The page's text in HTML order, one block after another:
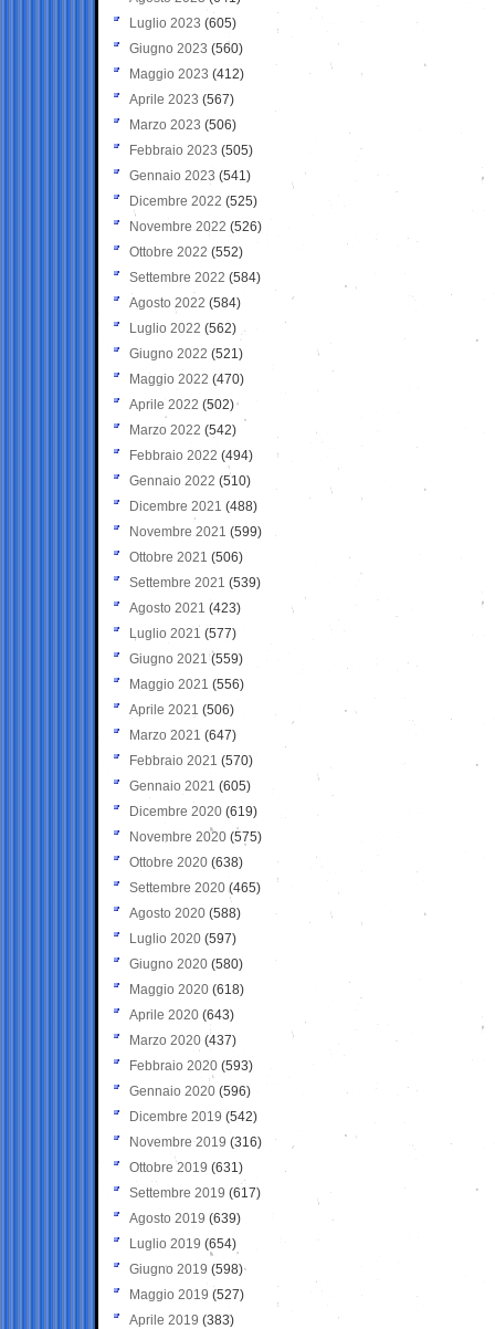
Luglio 2023 (605)
Giugno 2023 (560)
Maggio 2023 (412)
Aprile 2023 (567)
Marzo 2023 (506)
Febbraio 2023 (505)
Gennaio 2023 (541)
Dicembre 2022 (525)
Novembre 2022 (526)
Ottobre 2022 (552)
Settembre 2022 (584)
Agosto 2022 (584)
Luglio 2022 (562)
Giugno 2022 (521)
Maggio 2022 (470)
Aprile 2022 (502)
Marzo 2022 (542)
Febbraio 2022 (494)
Gennaio 2022 (510)
Dicembre 2021 (488)
Novembre 2021 (599)
Ottobre 2021 (506)
Settembre 2021 (539)
Agosto 2021 (423)
Luglio 2021 (577)
Giugno 2021(559)
Maggio 2021 (556)
Aprile 2021 (506)
Marzo 2021 (647)
Febbraio 2021 (570)
Gennaio 2021 (605)
Dicembre 2020 (619)
Novembre 2020 (575)
Ottobre 2020 (638)
Settembre 2020(465)
Agosto 2020 (588)
Luglio 2020 (597)
Giugno 2020 (580)
Maggio 2020 (618)
Aprile 2020 (643)
Marzo 2020 (437)
Febbraio 2020 (593)
Gennaio 2020 (596)
Dicembre 2019 (542)
Novembre 2019 (316)
Ottobre 2019 (631)
Settembre 2019 (617)
Agosto 2019 (639)
Luglio 2019 (654)
Giugno 2019 (598)
Maggio 2019 (527)
Aprile 2019 (383)